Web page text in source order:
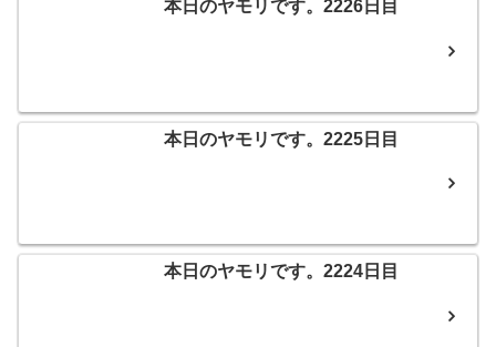
本日のヤモリです。2226日目
本日のヤモリです。2225日目
本日のヤモリです。2224日目